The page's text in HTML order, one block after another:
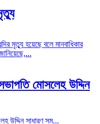
মৃত্যু হয়েছে বলে মানবাধিকার
মোসলেহ উদ্দিন